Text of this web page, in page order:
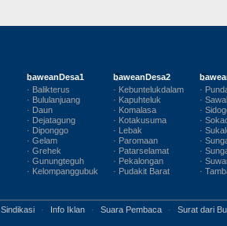
baweanDesa1
· Balikterus
· Bululanjuang
· Daun
· Dejatagung
· Diponggo
· Gelam
· Grehek
· Gunungteguh
· Kelompanggubuk
baweanDesa2
· Kebuntelukdalam
· Kapuhteluk
· Komalasa
· Kotakusuma
· Lebak
· Paromaan
· Patarselamat
· Pekalongan
· Pudakit Barat
·
·
·
·
·
·
·
·
·
Sindikasi · Info Iklan · Suara Pembaca · Surat dari